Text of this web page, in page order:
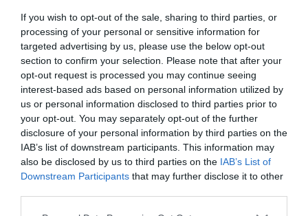
If you wish to opt-out of the sale, sharing to third parties, or
processing of your personal or sensitive information for
targeted advertising by us, please use the below opt-out
section to confirm your selection. Please note that after your
opt-out request is processed you may continue seeing
interest-based ads based on personal information utilized by
us or personal information disclosed to third parties prior to
your opt-out. You may separately opt-out of the further
disclosure of your personal information by third parties on the
IAB’s list of downstream participants. This information may
also be disclosed by us to third parties on the IAB’s List of
Downstream Participants that may further disclose it to other
Κάθε βδομάδα στο e-mail σας τα τελευταία νέα για
την Τέχνη και τον Πολιτισμό!
Ακολουθήστε το Culturenow.gr